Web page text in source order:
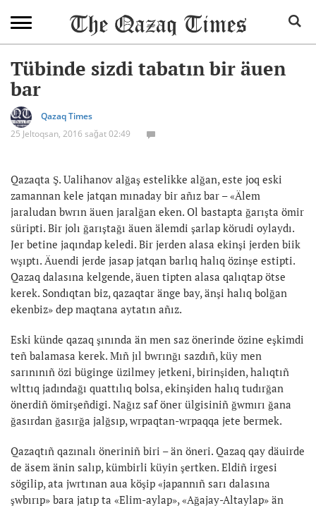
Tübinde sizdi tabatın bir äuen
bar
Qazaq Times
25 Jeltoqsan, 2016 sağat 02:49
Qazaqta Ş. Ualihanov alğaş estelikke alğan, este joq eski
zamannan kele jatqan mınaday bir añız bar – «Älem
jaraludan bwrın äuen jaralğan eken. Ol bastapta ğarışta ömir
süripti. Bir jolı ğarıştağı äuen älemdi şarlap körudi oylaydı.
Jer betine jaqındap keledi. Bir jerden alasa ekinşi jerden biik
wşıptı. Äuendi jerde jasap jatqan barlıq halıq özinşe estipti.
Qazaq dalasına kelgende, äuen tipten alasa qalıqtap ötse
kerek. Sondıqtan biz, qazaqtar änge bay, änşi halıq bolğan
ekenbiz» dep maqtana aytatın añız.
Eski künde qazaq şınında än men saz önerinde özine eşkimdi
teñ balamasa kerek. Mıñ jıl bwrınğı sazdıñ, küy men
sarınınıñ özi büginge üzilmey jetkeni, birinşiden, halıqtıñ
wlttıq jadındağı quattılıq bolsa, ekinşiden halıq tudırğan
önerdiñ ömirşeñdigi. Nağız saf öner ülgisiniñ ğwmırı ğana
ğasırdan ğasırğa jalğsıp, wrpaqtan-wrpaqqa jete bermek.
Qazaqtıñ qazınalı öneriniñ biri – än öneri. Qazaq qay däuirde
de äsem änin salıp, kümbirli küyin şertken. Eldiñ irgesi
sögilip, ata jwrtınan aua köşip «japannıñ sarı dalasına
şwbırıp» bara jatıp ta «Elim-aylap», «Ağajay-Altaylap» än